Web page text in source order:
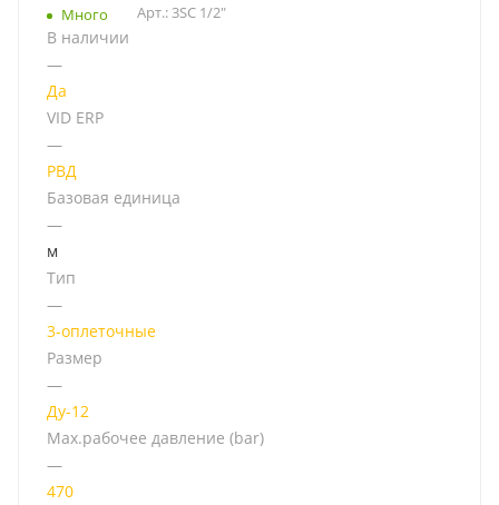
Много Арт.: 3SC 1/2"
В наличии
—
Да
VID ERP
—
РВД
Базовая единица
—
м
Тип
—
3-оплеточные
Размер
—
Ду-12
Мах.рабочее давление (bar)
—
470